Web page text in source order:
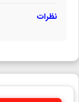
نظرات